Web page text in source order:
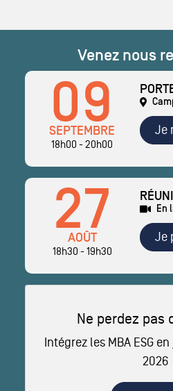
Venez nous
09
SEPTEMBRE
18h00 - 20h00
Je
27
AOÛT
18h30 - 19h30
En
Je
Ne perdez pas
Intégrez les MBA ESG
2026